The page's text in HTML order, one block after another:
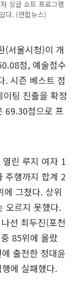
싱글 쇼트 프로그램
다. (연합뉴스)
(서울시청)이 개
점, 예술점수
. 시즌 베스트 점
팅 진출을 확정
69.30점으로 프
린 루지 여자 1
주행까지 합계 2
그쳤다. 상위
오르지 못했다.
선 최두진(포천
85위에 올랐
출전한 정대윤
에 실패했다.